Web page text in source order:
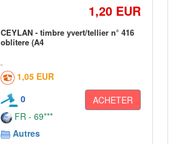
1,20 EUR
CEYLAN - timbre yvert/tellier n° 416
oblitere (A4
1,05 EUR
0
ACHETER
FR - 69***
Autres